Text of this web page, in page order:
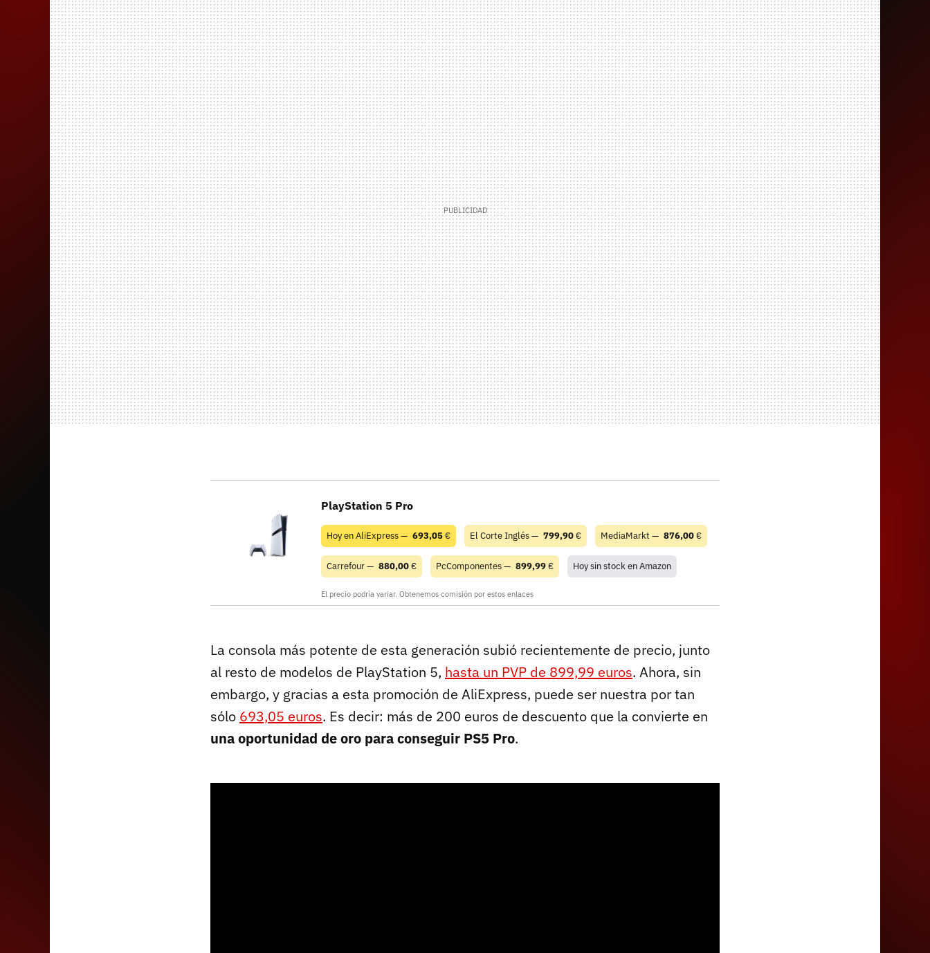
PlayStation 5 Pro
Hoy en AliExpress — 693,05€ El Corte Inglés — 799,90€ MediaMarkt — 876,00€
Carrefour — 880,00€ PcComponentes — 899,99€ Hoy sin stock en Amazon
El precio podría variar. Obtenemos comisión por estos enlaces
La consola más potente de esta generación subió recientemente de precio, junto
al resto de modelos de PlayStation 5, hasta un PVP de 899,99 euros. Ahora, sin
embargo, y gracias a esta promoción de AliExpress, puede ser nuestra por tan
sólo 693,05 euros. Es decir: más de 200 euros de descuento que la convierte en
una oportunidad de oro para conseguir PS5 Pro.